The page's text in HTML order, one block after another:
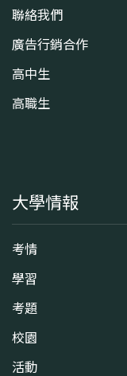
聯絡我們
廣告行銷合作
高中生
高職生
大學情報
考情
學習
考題
校園
活動